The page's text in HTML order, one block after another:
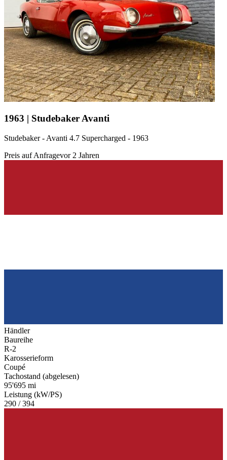
1963 | Studebaker Avanti
Studebaker - Avanti 4.7 Supercharged - 1963
Preis auf Anfragevor 2 Jahren
Händler
Baureihe
R-2
Karosserieform
Coupé
Tachostand (abgelesen)
95'695 mi
Leistung (kW/PS)
290 / 394